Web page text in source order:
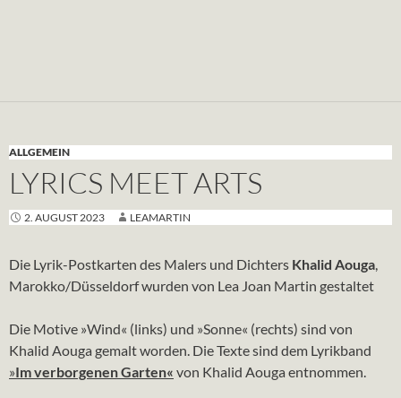
ALLGEMEIN
LYRICS MEET ARTS
2. AUGUST 2023 LEAMARTIN
Die Lyrik-Postkarten des Malers und Dichters Khalid Aouga,
Marokko/Düsseldorf wurden von Lea Joan Martin gestaltet
Die Motive »Wind« (links) und »Sonne« (rechts) sind von
Khalid Aouga gemalt worden. Die Texte sind dem Lyrikband
»Im verborgenen Garten« von Khalid Aouga entnommen.